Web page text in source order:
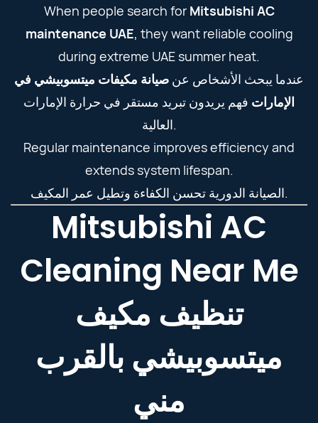
When people search for Mitsubishi AC
maintenance UAE, they want reliable cooling
during extreme UAE summer heat.
عندما يبحث الأشخاص عن صيانة مكيفات ميتسوبيشي في
الإمارات فهم يريدون تبريد مستقر في حرارة الإمارات
العالية.
Regular maintenance improves efficiency and
extends system lifespan.
الصيانة الدورية تحسن الكفاءة وتطيل عمر المكيف.
Mitsubishi AC
Cleaning Near Me
تنظيف مكيف
ميتسوبيشي بالقرب
مني